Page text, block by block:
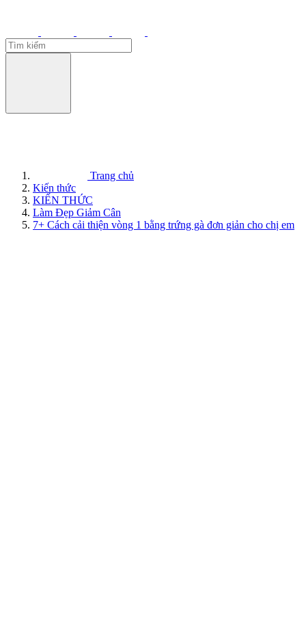
Trang chủ
Kiến thức
KIẾN THỨC
Làm Đẹp Giảm Cân
7+ Cách cải thiện vòng 1 bằng trứng gà đơn giản cho chị em